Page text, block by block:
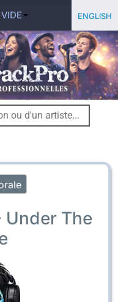
English
Under The